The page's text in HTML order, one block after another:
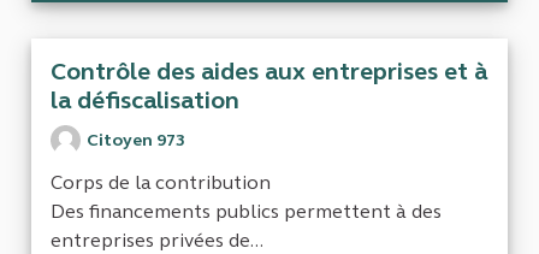
Contrôle des aides aux entreprises et à
la défiscalisation
Citoyen 973
Corps de la contribution
Des financements publics permettent à des
entreprises privées de...